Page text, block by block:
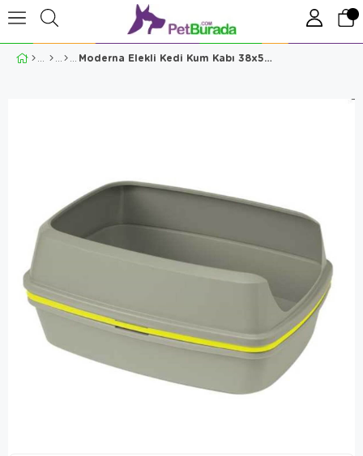
Moderna Elekli Kedi Kum Kabı 38x50x24 cm